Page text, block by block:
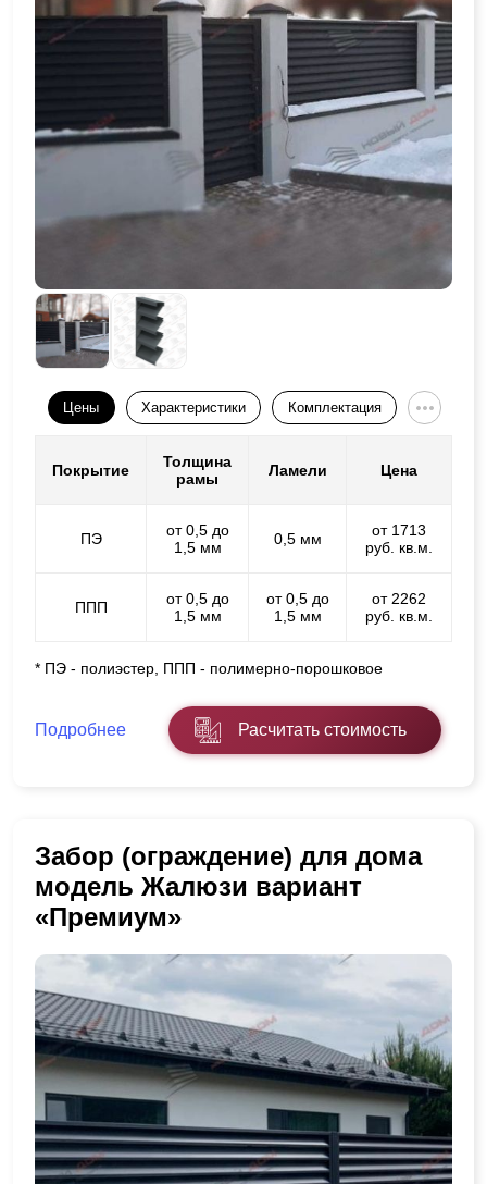
Цены Характеристики Комплектация
Покрытие
Толщина
рамы
Ламели Цена
ПЭ
от 0,5 до
1,5 мм
0,5 мм
от 1713
руб. кв.м.
ППП
от 0,5 до
1,5 мм
от 0,5 до
1,5 мм
от 2262
руб. кв.м.
* ПЭ - полиэстер, ППП - полимерно-порошковое
Подробнее Расчитать стоимость
Забор (ограждение) для дома
модель Жалюзи вариант
«Премиум»